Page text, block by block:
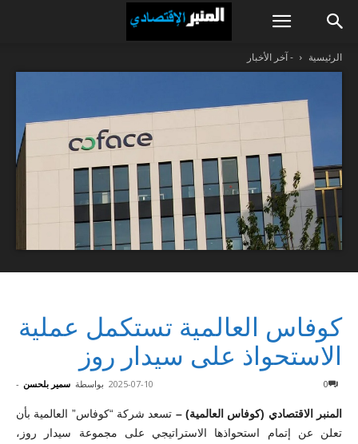
الرئيسية - آخر الأخبار
كوفاس العالمية تستكمل عملية
الاستحواذ على سيدار روز
بواسطة سمير بلحسن - 2025-07-10 0
المنبر الاقتصادي (كوفاس العالمية) – تسعد شركة “كوفاس” العالمية بأن
تعلن عن إتمام استحواذها الاستراتيجي على مجموعة سيدار روز،